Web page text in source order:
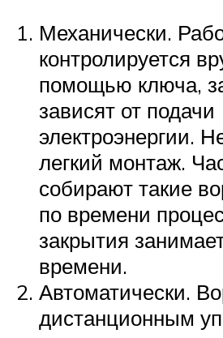
Механически.
контролируется
помощью ключа,
зависят от подачи
электроэнергии.
легкий монтаж.
собирают такие
по времени
закрытия
времени.
Автоматически.
дистанционным